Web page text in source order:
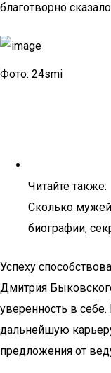
благотворно
Фото: 24smi
Читайте также:
Сколько
биографии,
Успеху
Дмитрия
уверенность в
дальнейшую
предложения от